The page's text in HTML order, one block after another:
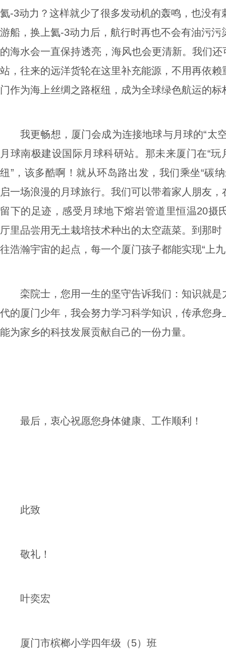
氦-3动力？这样就少了很多发动机的轰鸣，也没
游船，换上氦-3动力后，航行时再也不会有油污
的海水会一直保持透亮，海风也会更清新。我们
站，往来的远洋货轮在这里补充能源，不用再依
门作为海上丝绸之路枢纽，成为全球绿色航运的标
我更畅想，厦门会成为连接地球与月球的“太
月球南极建设国际月球科研站。那未来厦门在“玩
纽”，该多酷啊！就从环岛路出发，我们乘坐“碳
启一场浪漫的月球旅行。我们可以带着家人朋友
留下的足迹，感受月球地下熔岩管道里恒温20摄
厅里品尝用无土栽培技术种出的太空蔬菜。到那
往浩瀚宇宙的起点，每一个厦门孩子都能实现“上
栾院士，您用一生的坚守告诉我们：知识就
代的厦门少年，我会努力学习科学知识，传承您
能为家乡的科技发展贡献自己的一份力量。
最后，衷心祝愿您身体健康、工作顺利！
此致
敬礼！
叶奕宏
厦门市槟榔小学四年级（5）班